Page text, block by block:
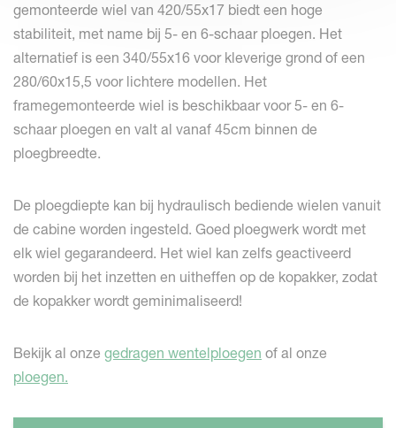
gemonteerde wiel van 420/55x17 biedt een hoge
stabiliteit, met name bij 5- en 6-schaar ploegen. Het
alternatief is een 340/55x16 voor kleverige grond of een
280/60x15,5 voor lichtere modellen. Het
framegemonteerde wiel is beschikbaar voor 5- en 6-
schaar ploegen en valt al vanaf 45cm binnen de
ploegbreedte.
De ploegdiepte kan bij hydraulisch bediende wielen vanuit
de cabine worden ingesteld. Goed ploegwerk wordt met
elk wiel gegarandeerd. Het wiel kan zelfs geactiveerd
worden bij het inzetten en uitheffen op de kopakker, zodat
de kopakker wordt geminimaliseerd!
Bekijk al onze gedragen wentelploegen of al onze
ploegen.